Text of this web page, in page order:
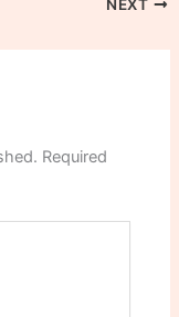
NEXT
Required